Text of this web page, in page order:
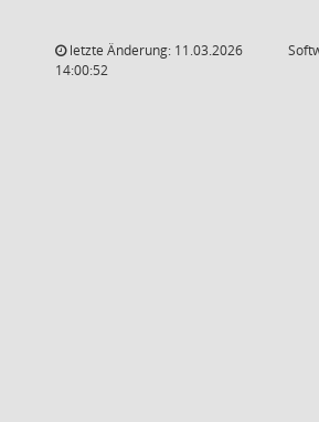
letzte Änderung: 11.03.2026
14:00:52